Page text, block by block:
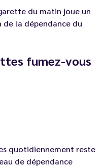
du matin joue un
de la dépendance du
fumez-vous
quotidiennement reste
de dépendance